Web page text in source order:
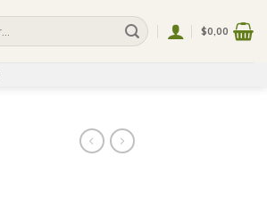
$0,00